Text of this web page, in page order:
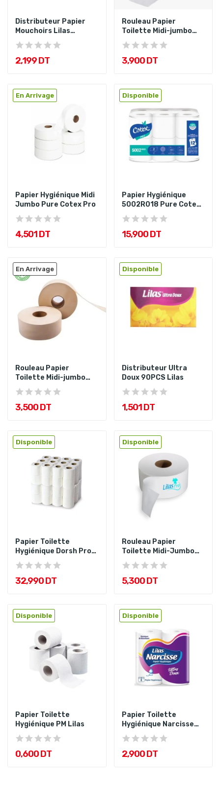
Distributeur Papier
Mouchoirs Lilas
100PCS
2,199 DT
Rouleau Papier
Toilette Midi-jumbo
300Gr Dorsh
3,900 DT
En Arrivage
Papier Hygiénique Midi
Jumbo Pure Cotex Pro
4,501 DT
Disponible
Papier Hygiénique
5002R018 Pure Cotex
Pro PQT24
15,900 DT
En Arrivage
Rouleau Papier
Toilette Midi-jumbo
350Gr Nova...
3,500 DT
Disponible
Distributeur Ultra
Doux 90PCS Lilas
1,501 DT
Disponible
Papier Toilette
Hygiénique Dorsh Pro
40+8
32,990 DT
Disponible
Rouleau Papier
Toilette Midi-Jumbo
450Gr Lilas
5,300 DT
Disponible
Papier Toilette
Hygiénique PM Lilas
0,600 DT
Disponible
Papier Toilette
Hygiénique Narcisse
PQT4 Lilas
2,900 DT